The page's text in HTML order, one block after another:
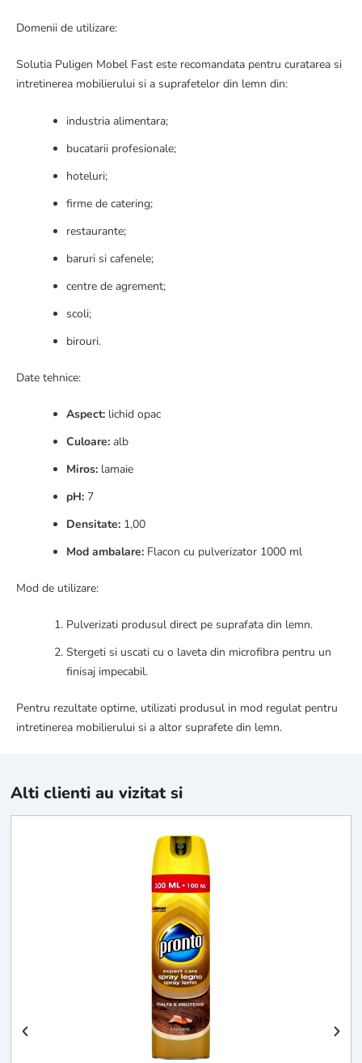
Domenii de utilizare:
Solutia Puligen Mobel Fast este recomandata pentru curatarea si
intretinerea mobilierului si a suprafetelor din lemn din:
industria alimentara;
bucatarii profesionale;
hoteluri;
firme de catering;
restaurante;
baruri si cafenele;
centre de agrement;
scoli;
birouri.
Date tehnice:
Aspect: lichid opac
Culoare: alb
Miros: lamaie
pH: 7
Densitate: 1,00
Mod ambalare: Flacon cu pulverizator 1000 ml
Mod de utilizare:
Pulverizati produsul direct pe suprafata din lemn.
Stergeti si uscati cu o laveta din microfibra pentru un
finisaj impecabil.
Pentru rezultate optime, utilizati produsul in mod regulat pentru
intretinerea mobilierului si a altor suprafete din lemn.
Alti clienti au vizitat si